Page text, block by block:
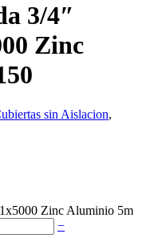
3/4″
Zinc
sin Aislacion,
Zinc Aluminio 5m
−